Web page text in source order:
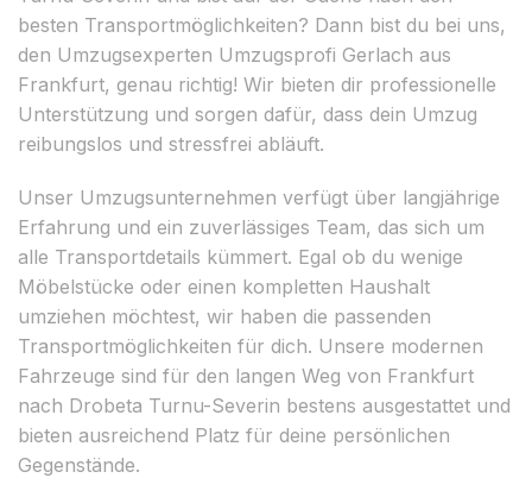
besten Transportmöglichkeiten? Dann bist du bei uns,
den Umzugsexperten Umzugsprofi Gerlach aus
Frankfurt, genau richtig! Wir bieten dir professionelle
Unterstützung und sorgen dafür, dass dein Umzug
reibungslos und stressfrei abläuft.
Unser Umzugsunternehmen verfügt über langjährige
Erfahrung und ein zuverlässiges Team, das sich um
alle Transportdetails kümmert. Egal ob du wenige
Möbelstücke oder einen kompletten Haushalt
umziehen möchtest, wir haben die passenden
Transportmöglichkeiten für dich. Unsere modernen
Fahrzeuge sind für den langen Weg von Frankfurt
nach Drobeta Turnu-Severin bestens ausgestattet und
bieten ausreichend Platz für deine persönlichen
Gegenstände.